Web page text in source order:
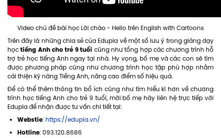
Video chủ đề bài học Lời chào - Hello trên English with Cartoons
Trên đây là những chia sẻ của Edupia về một số lưu ý trong giảng dạy
họctiếng Anh cho trẻ 9 tuổi cũng như tổng hợp các chương trình hỗ
trợ trẻ học tiếng Anh ngay tại nhà. Hy vọng, bố mẹ và các con sẽ tìm
được phương pháp cũng như chương trình học tập phù hợp nhằm
cải thiện kỹ năng Tiếng Anh, nâng cao điểm số hiệu quả.
Để có thể thêm thông tin bổ ích cũng như tìm hiểu kĩ hơn về chương
trình học tiếng Anh cho trẻ 9 tuổi, mời bố mẹ hãy liên hệ trực tiếp với
Edupia để nhận được tư vấn chi tiết tại:
Webstie: https://edupia.vn/
Hotline: 093.120.8686